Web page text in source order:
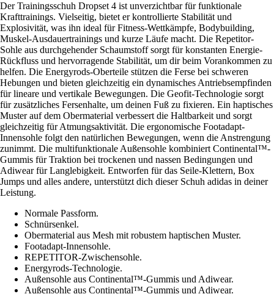
Der Trainingsschuh Dropset 4 ist unverzichtbar für funktionale
Krafttrainings. Vielseitig, bietet er kontrollierte Stabilität und
Explosivität, was ihn ideal für Fitness-Wettkämpfe, Bodybuilding,
Muskel-Ausdauertrainings und kurze Läufe macht. Die Repetitor-
Sohle aus durchgehender Schaumstoff sorgt für konstanten Energie-
Rückfluss und hervorragende Stabilität, um dir beim Vorankommen zu
helfen. Die Energyrods-Oberteile stützen die Ferse bei schweren
Hebungen und bieten gleichzeitig ein dynamisches Antriebsempfinden
für lineare und vertikale Bewegungen. Die Geofit-Technologie sorgt
für zusätzliches Fersenhalte, um deinen Fuß zu fixieren. Ein haptisches
Muster auf dem Obermaterial verbessert die Haltbarkeit und sorgt
gleichzeitig für Atmungsaktivität. Die ergonomische Footadapt-
Innensohle folgt den natürlichen Bewegungen, wenn die Anstrengung
zunimmt. Die multifunktionale Außensohle kombiniert Continental™-
Gummis für Traktion bei trockenen und nassen Bedingungen und
Adiwear für Langlebigkeit. Entworfen für das Seile-Klettern, Box
Jumps und alles andere, unterstützt dich dieser Schuh adidas in deiner
Leistung.
Normale Passform.
Schnürsenkel.
Obermaterial aus Mesh mit robustem haptischen Muster.
Footadapt-Innensohle.
REPETITOR-Zwischensohle.
Energyrods-Technologie.
Außensohle aus Continental™-Gummis und Adiwear.
Außensohle aus Continental™-Gummis und Adiwear.